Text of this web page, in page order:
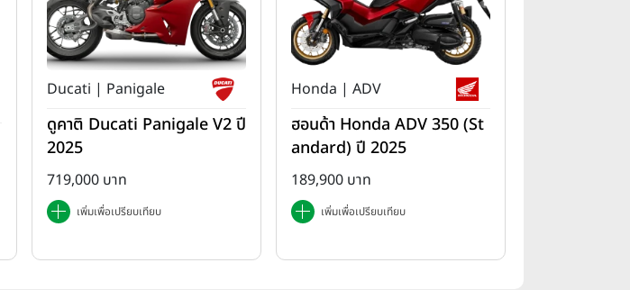
Ducati | Panigale
ดูคาติ Ducati Panigale V2 ปี
2025
719,000 บาท
เพิ่มเพื่อเปรียบเทียบ
Honda | ADV
ฮอนด้า Honda ADV 350 (St
andard) ปี 2025
189,900 บาท
เพิ่มเพื่อเปรียบเทียบ